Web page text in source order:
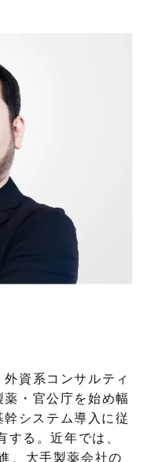
資系コンサルティ
・官公庁を始め幅
システム導入に従
る。近年では、
、大手製薬会社の